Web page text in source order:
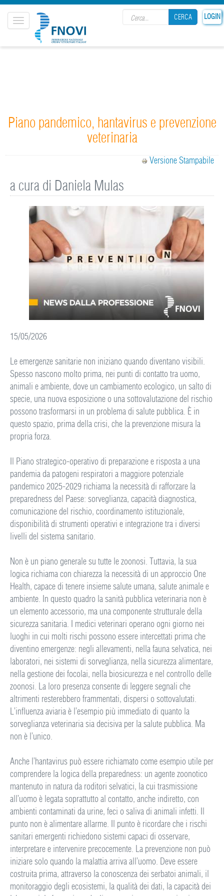
LOGIN
CERCA
Toggle
navigation
Piano pandemico, hantavirus e prevenzione
veterinaria
Versione Stampabile
a cura di Daniela Mulas
15/05/2026
Le emergenze sanitarie non iniziano quando diventano visibili.
Spesso nascono molto prima, nei punti di contatto tra uomo,
animali e ambiente, dove un cambiamento ecologico, un salto di
specie, una nuova esposizione o una sottovalutazione del rischio
possono trasformarsi in un problema di salute pubblica. È in
questo spazio, prima della crisi, che la prevenzione misura la
propria forza.
Il Piano strategico-operativo di preparazione e risposta a una
pandemia da patogeni respiratori a maggiore potenziale
pandemico 2025-2029 richiama la necessità di rafforzare la
preparedness del Paese: sorveglianza, capacità diagnostica,
comunicazione del rischio, coordinamento istituzionale,
disponibilità di strumenti operativi e integrazione tra i diversi
livelli del sistema sanitario.
Non è un piano generale su tutte le zoonosi. Tuttavia, la sua
logica richiama con chiarezza la necessità di un approccio One
Health, capace di tenere insieme salute umana, salute animale e
ambiente. In questo quadro la sanità pubblica veterinaria non è
un elemento accessorio, ma una componente strutturale della
sicurezza sanitaria. I medici veterinari operano ogni giorno nei
luoghi in cui molti rischi possono essere intercettati prima che
diventino emergenze: negli allevamenti, nella fauna selvatica, nei
laboratori, nei sistemi di sorveglianza, nella sicurezza alimentare,
nella gestione dei focolai, nella biosicurezza e nel controllo delle
zoonosi. La loro presenza consente di leggere segnali che
altrimenti resterebbero frammentati, dispersi o sottovalutati.
L’influenza aviaria è l’esempio più immediato di quanto la
sorveglianza veterinaria sia decisiva per la salute pubblica. Ma
non è l’unico.
Anche l’hantavirus può essere richiamato come esempio utile per
comprendere la logica della preparedness: un agente zoonotico
mantenuto in natura da roditori selvatici, la cui trasmissione
all’uomo è legata soprattutto al contatto, anche indiretto, con
ambienti contaminati da urine, feci o saliva di animali infetti. Il
punto non è alimentare allarme. Il punto è ricordare che i rischi
sanitari emergenti richiedono sistemi capaci di osservare,
interpretare e intervenire precocemente. La prevenzione non può
iniziare solo quando la malattia arriva all’uomo. Deve essere
costruita prima, attraverso la conoscenza dei serbatoi animali, il
monitoraggio degli ecosistemi, la qualità dei dati, la capacità dei